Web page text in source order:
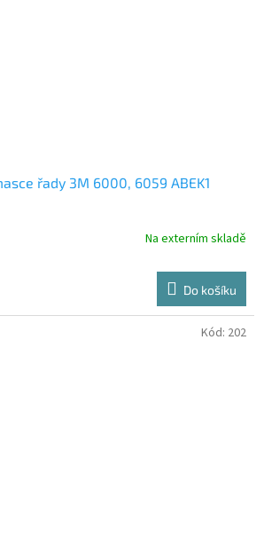
řady 3M 6000, 6059 ABEK1
Na externím skladě
Do košíku
Kód: 202